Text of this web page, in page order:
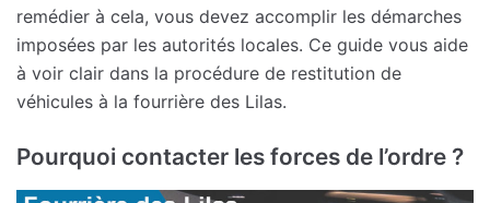
remédier à cela, vous devez accomplir les démarches
imposées par les autorités locales. Ce guide vous aide
à voir clair dans la procédure de restitution de
véhicules à la fourrière des Lilas.
Pourquoi contacter les forces de l’ordre ?